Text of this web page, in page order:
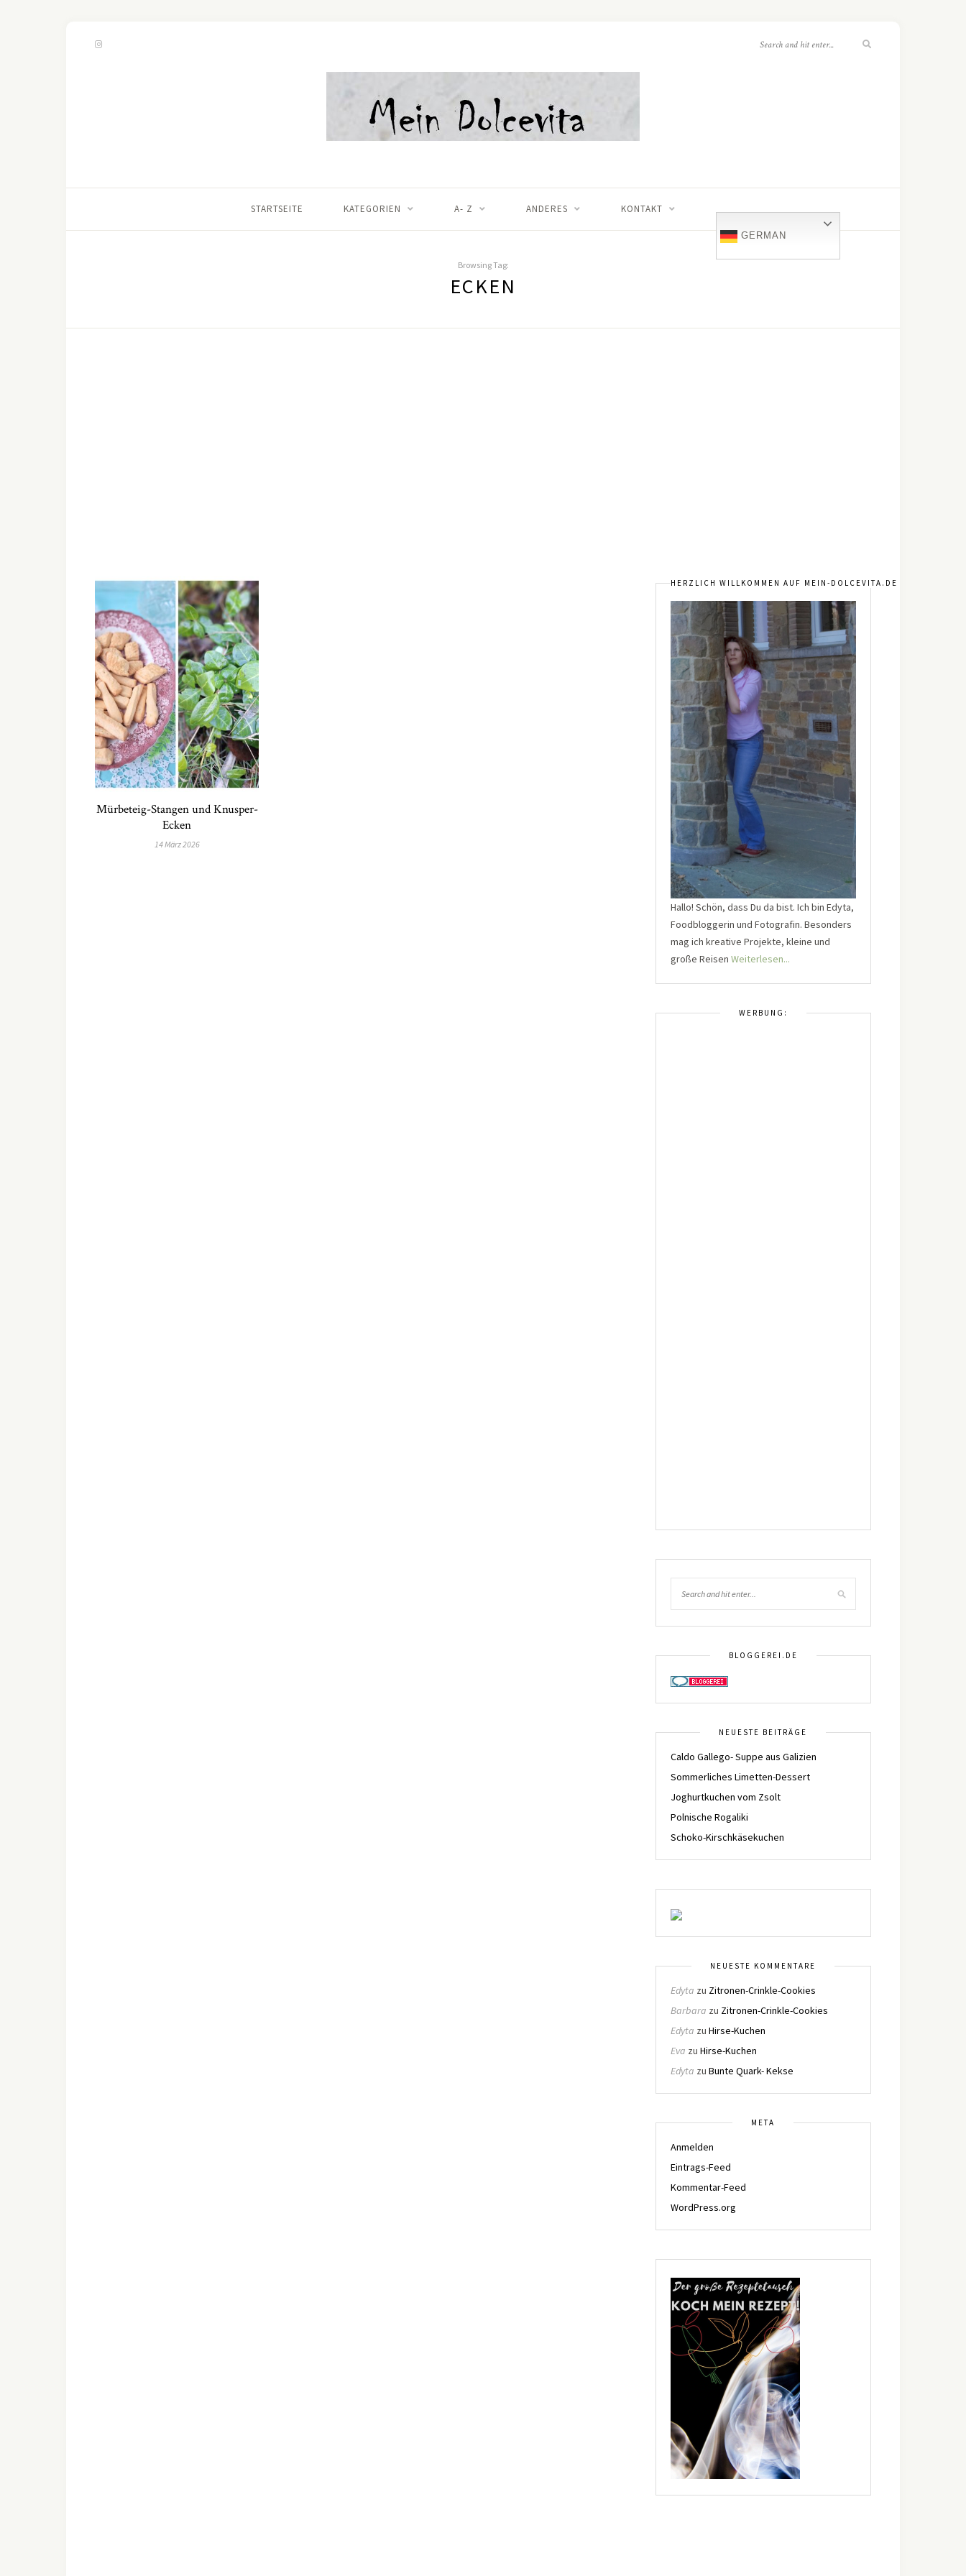
STARTSEITE KATEGORIEN A- Z ANDERES KONTAKT
GERMAN
Browsing Tag:
ECKEN
Mürbeteig-Stangen und Knusper-
Ecken
14 März 2026
HERZLICH WILLKOMMEN AUF MEIN-DOLCEVITA.DE
Hallo! Schön, dass Du da bist. Ich bin Edyta,
Foodbloggerin und Fotografin. Besonders
mag ich kreative Projekte, kleine und
große Reisen Weiterlesen...
WERBUNG:
BLOGGEREI.DE
NEUESTE BEITRÄGE
Caldo Gallego- Suppe aus Galizien
Sommerliches Limetten-Dessert
Joghurtkuchen vom Zsolt
Polnische Rogaliki
Schoko-Kirschkäsekuchen
NEUESTE KOMMENTARE
Edyta zu Zitronen-Crinkle-Cookies
Barbara zu Zitronen-Crinkle-Cookies
Edyta zu Hirse-Kuchen
Eva zu Hirse-Kuchen
Edyta zu Bunte Quark- Kekse
META
Anmelden
Eintrags-Feed
Kommentar-Feed
WordPress.org